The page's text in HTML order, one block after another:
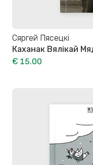
Сяргей Пясецкі
Каханак Вялікай
€ 15.00